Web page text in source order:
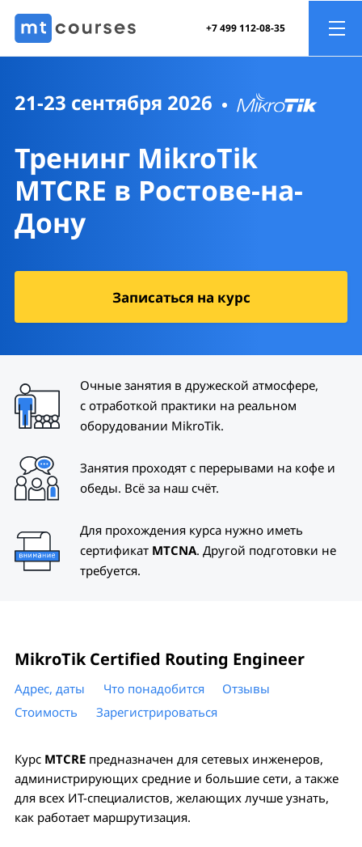
+7 499 112-08-35
21-23 сентября 2026
Тренинг MikroTik
MTCRE в Ростове-на-
Дону
Записаться на курс
Очные занятия в дружеской атмосфере,
с отработкой практики на реальном
оборудовании MikroTik.
Занятия проходят с перерывами на кофе и
обеды. Всё за наш счёт.
Для прохождения курса нужно иметь
сертификат MTCNA. Другой подготовки не
требуется.
MikroTik Certified Routing Engineer
Адрес, даты Что понадобится
Отзывы
Стоимость
Зарегистрироваться
Курс MTCRE предназначен для сетевых инженеров,
администрирующих средние и большие сети, а также
для всех ИТ-специалистов, желающих лучше узнать,
как работает маршрутизация.